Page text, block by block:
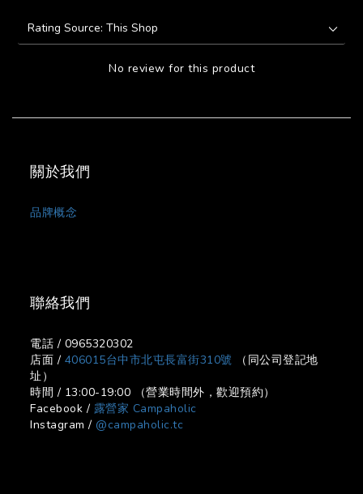
No review for this product
關於我們
品牌概念
聯絡我們
電話 / 0965320302
店面 / 406015台中市北屯長富街310號 （同公司登記地
址）
時間 / 13:00-19:00 （營業時間外，歡迎預約）
Facebook / 露營家 Campaholic
Instagram / @campaholic.tc